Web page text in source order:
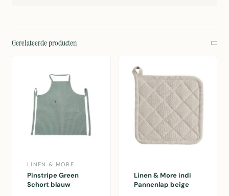
Gerelateerde producten
LINEN & MORE
Pinstripe Green
Schort blauw
Linen & More indi
Pannenlap beige